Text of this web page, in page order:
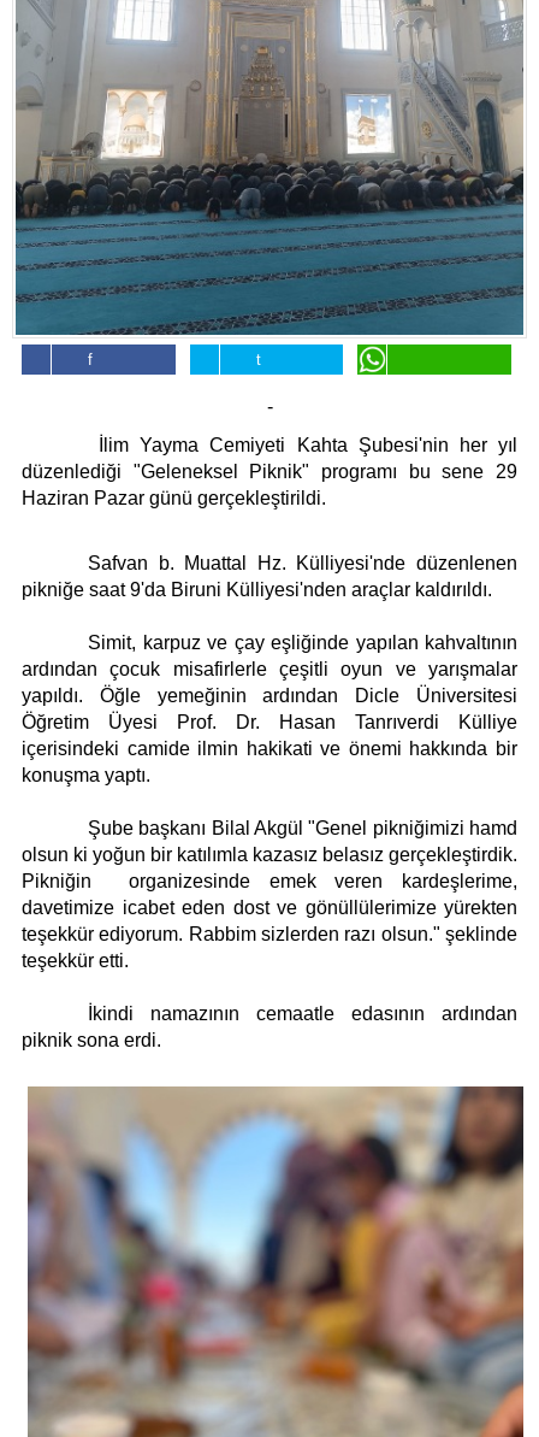
İletişim
-
İlim Yayma Cemiyeti Kahta Şubesi'nin her yıl
düzenlediği "Geleneksel Piknik" programı bu sene 29
Haziran Pazar günü gerçekleştirildi.
Safvan b. Muattal Hz. Külliyesi'nde düzenlenen
pikniğe saat 9'da Biruni Külliyesi'nden araçlar kaldırıldı.
Simit, karpuz ve çay eşliğinde yapılan kahvaltının
ardından çocuk misafirlerle çeşitli oyun ve yarışmalar
yapıldı. Öğle yemeğinin ardından Dicle Üniversitesi
Öğretim Üyesi Prof. Dr. Hasan Tanrıverdi Külliye
içerisindeki camide ilmin hakikati ve önemi hakkında bir
konuşma yaptı.
Şube başkanı Bilal Akgül "Genel pikniğimizi hamd
olsun ki yoğun bir katılımla kazasız belasız gerçekleştirdik.
Pikniğin organizesinde emek veren kardeşlerime,
davetimize icabet eden dost ve gönüllülerimize yürekten
teşekkür ediyorum. Rabbim sizlerden razı olsun." şeklinde
teşekkür etti.
İkindi namazının cemaatle edasının ardından
piknik sona erdi.